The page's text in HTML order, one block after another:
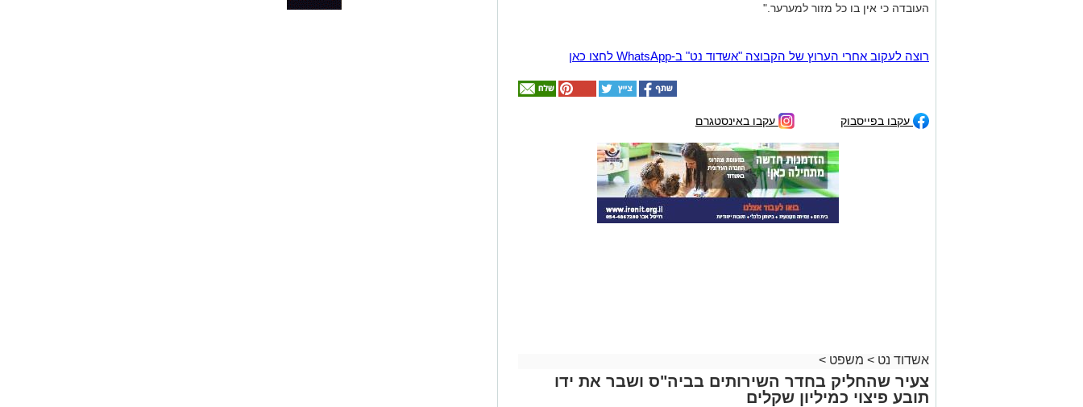
העובדה כי אין בו כל מזור למערער."
רוצה לעקוב אחרי הערוץ של הקבוצה "אשדוד נט" ב-WhatsApp לחצו כאן
עקבו בפייסבוק עקבו באינסטגרם
אשדוד נט > משפט >
צעיר שהחליק בחדר השירותים בביה"ס ושבר את ידו
תובע פיצוי כמיליון שקלים